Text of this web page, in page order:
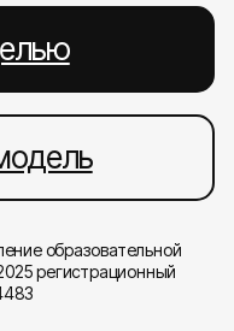
образовательной
регистрационный